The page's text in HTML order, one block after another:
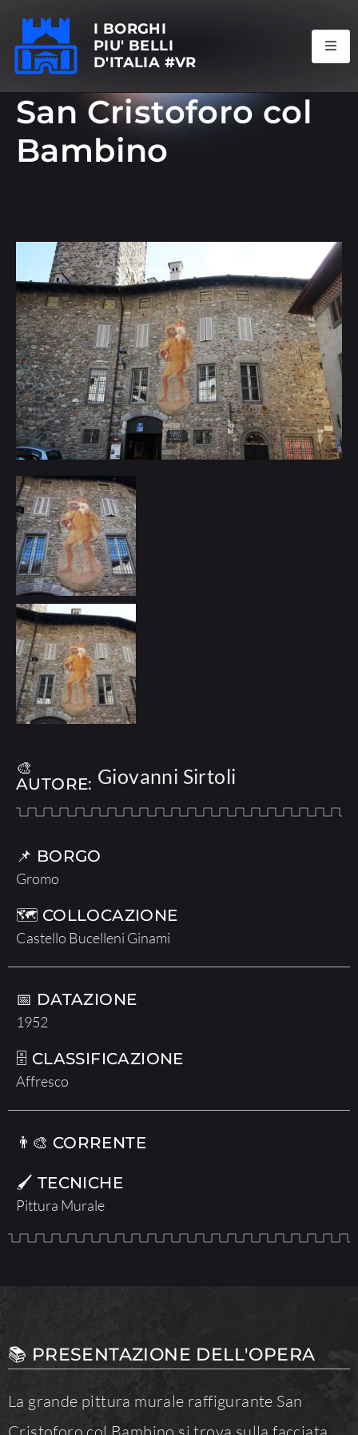
I BORGHI
PIU' BELLI
D'ITALIA #VR
San Cristoforo col
Bambino
🎨
AUTORE: Giovanni Sirtoli
📌 BORGO
Gromo
🗺 COLLOCAZIONE
Castello Bucelleni Ginami
📅 DATAZIONE
1952
🗄 CLASSIFICAZIONE
Affresco
👨‍🎨 CORRENTE
🖌 TECNICHE
Pittura Murale
📚 PRESENTAZIONE DELL'OPERA
La grande pittura murale raffigurante San